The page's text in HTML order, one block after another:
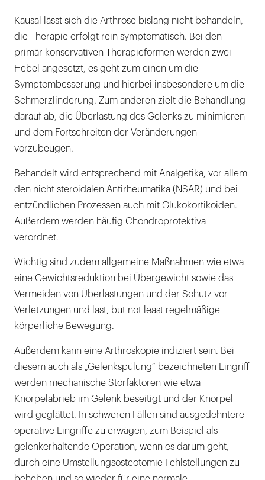
Kausal lässt sich die Arthrose bislang nicht behandeln,
die Therapie erfolgt rein symptomatisch. Bei den
primär konservativen Therapieformen werden zwei
Hebel angesetzt, es geht zum einen um die
Symptombesserung und hierbei insbesondere um die
Schmerzlinderung. Zum anderen zielt die Behandlung
darauf ab, die Überlastung des Gelenks zu minimieren
und dem Fortschreiten der Veränderungen
vorzubeugen.
Behandelt wird entsprechend mit Analgetika, vor allem
den nicht steroidalen Antirheumatika (NSAR) und bei
entzündlichen Prozessen auch mit Glukokortikoiden.
Außerdem werden häufig Chondroprotektiva
verordnet.
Wichtig sind zudem allgemeine Maßnahmen wie etwa
eine Gewichtsreduktion bei Übergewicht sowie das
Vermeiden von Überlastungen und der Schutz vor
Verletzungen und last, but not least regelmäßige
körperliche Bewegung.
Außerdem kann eine Arthroskopie indiziert sein. Bei
diesem auch als „Gelenkspülung“ bezeichneten Eingriff
werden mechanische Störfaktoren wie etwa
Knorpelabrieb im Gelenk beseitigt und der Knorpel
wird geglättet. In schweren Fällen sind ausgedehntere
operative Eingriffe zu erwägen, zum Beispiel als
gelenkerhaltende Operation, wenn es darum geht,
durch eine Umstellungsosteotomie Fehlstellungen zu